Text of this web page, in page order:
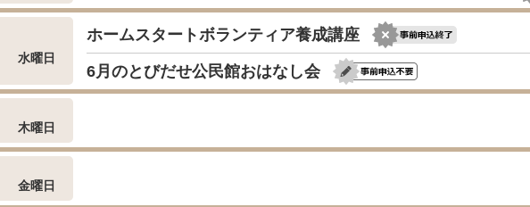
水曜日
ホームスタートボランティア養成講座
6月のとびだせ公民館おはなし会
木曜日
金曜日